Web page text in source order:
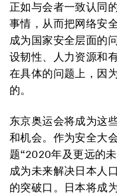
正如与会者一致认同
事情，从而把网络安
成为国家安全层面的
设韧性、人力资源和
在具体的问题上，因
的。
东京奥运会将成为这
和机会。作为安全大
题“2020年及更远的
成为未来解决日本人
的突破口。日本将成